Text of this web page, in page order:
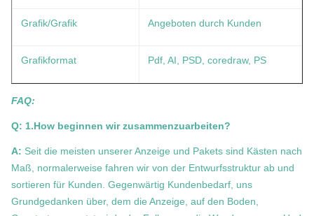
Grafik/Grafik Angeboten durch Kunden
Grafikformat Pdf, AI, PSD, coredraw, PS
FAQ:
Q: 1.How beginnen wir zusammenzuarbeiten?
A: Seit die meisten unserer Anzeige und Pakets sind Kästen nach
Maß, normalerweise fahren wir von der Entwurfsstruktur ab und
sortieren für Kunden. Gegenwärtig Kundenbedarf, uns
Grundgedanken über, dem die Anzeige, auf den Boden,